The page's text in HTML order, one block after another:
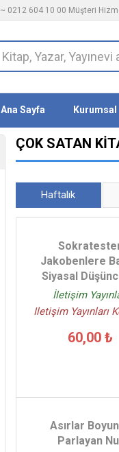
~ 0212 604 10 00 Müşteri
Ana Sayfa Kurumsal
ÇOK SATAN
Haftalık
Jakobenlere
Siyasal
İletişim
Iletişim Yayınları
60,00 ₺
Asırlar
Parlayan